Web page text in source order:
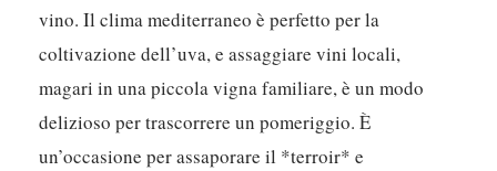
vino. Il clima mediterraneo è perfetto per la
coltivazione dell’uva, e assaggiare vini locali,
magari in una piccola vigna familiare, è un modo
delizioso per trascorrere un pomeriggio. È
un’occasione per assaporare il *terroir* e